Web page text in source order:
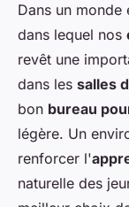
Dans un monde
dans lequel nos
revêt une
dans les salles
bon bureau
légère. Un
renforcer l'
naturelle des